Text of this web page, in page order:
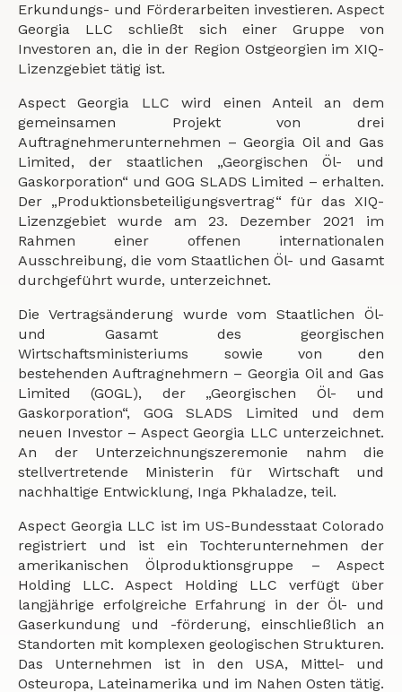
Erkundungs- und Förderarbeiten investieren. Aspect
Georgia LLC schließt sich einer Gruppe von
Investoren an, die in der Region Ostgeorgien im XIQ-
Lizenzgebiet tätig ist.
Aspect Georgia LLC wird einen Anteil an dem
gemeinsamen Projekt von drei
Auftragnehmerunternehmen – Georgia Oil and Gas
Limited, der staatlichen „Georgischen Öl- und
Gaskorporation“ und GOG SLADS Limited – erhalten.
Der „Produktionsbeteiligungsvertrag“ für das XIQ-
Lizenzgebiet wurde am 23. Dezember 2021 im
Rahmen einer offenen internationalen
Ausschreibung, die vom Staatlichen Öl- und Gasamt
durchgeführt wurde, unterzeichnet.
Die Vertragsänderung wurde vom Staatlichen Öl-
und Gasamt des georgischen
Wirtschaftsministeriums sowie von den
bestehenden Auftragnehmern – Georgia Oil and Gas
Limited (GOGL), der „Georgischen Öl- und
Gaskorporation“, GOG SLADS Limited und dem
neuen Investor – Aspect Georgia LLC unterzeichnet.
An der Unterzeichnungszeremonie nahm die
stellvertretende Ministerin für Wirtschaft und
nachhaltige Entwicklung, Inga Pkhaladze, teil.
Aspect Georgia LLC ist im US-Bundesstaat Colorado
registriert und ist ein Tochterunternehmen der
amerikanischen Ölproduktionsgruppe – Aspect
Holding LLC. Aspect Holding LLC verfügt über
langjährige erfolgreiche Erfahrung in der Öl- und
Gaserkundung und -förderung, einschließlich an
Standorten mit komplexen geologischen Strukturen.
Das Unternehmen ist in den USA, Mittel- und
Osteuropa, Lateinamerika und im Nahen Osten tätig.